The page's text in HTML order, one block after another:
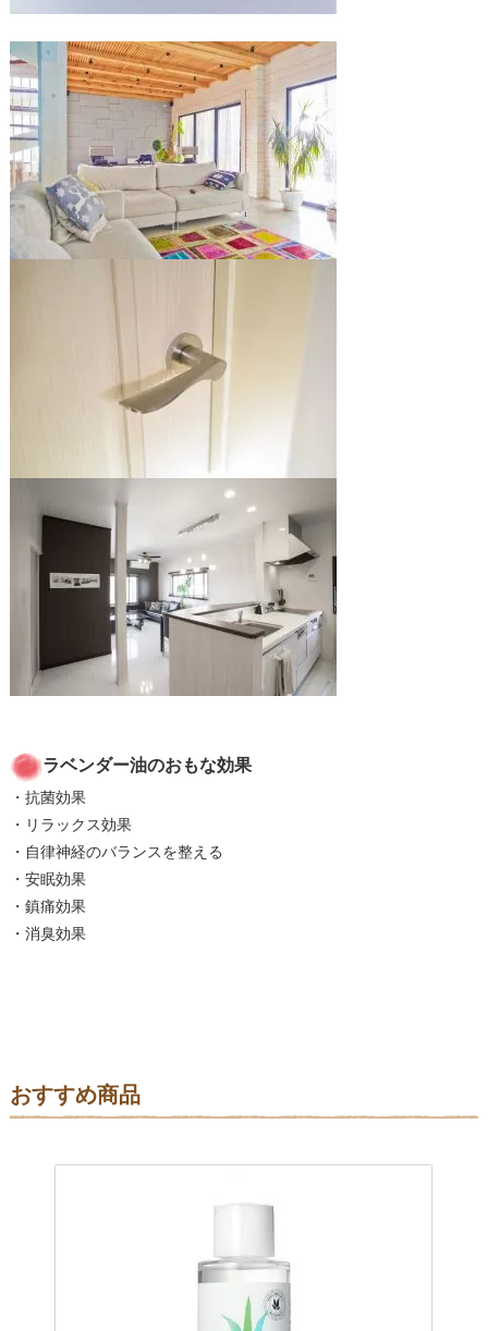
ラベンダー油のおもな効果
・抗菌効果
・リラックス効果
・自律神経のバランスを整える
・安眠効果
・鎮痛効果
・消臭効果
おすすめ商品